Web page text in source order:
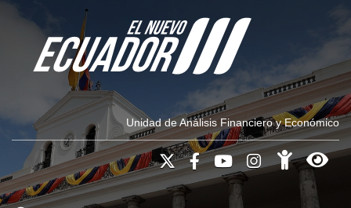
Unidad de Análisis Financiero y Económico